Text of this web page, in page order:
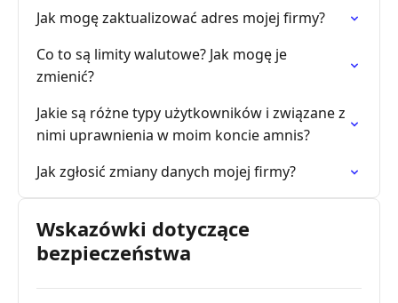
Jak mogę zaktualizować adres mojej firmy?
Co to są limity walutowe? Jak mogę je
zmienić?
Jakie są różne typy użytkowników i związane z
nimi uprawnienia w moim koncie amnis?
Jak zgłosić zmiany danych mojej firmy?
Wskazówki dotyczące
bezpieczeństwa